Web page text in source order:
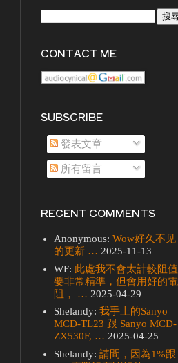
CONTACT ME
SUBSCRIBE
發表文章
所有留言
RECENT COMMENTS
Anonymous: Wow好久不见
的更新 … 2025-11-13
WF: 此處我不會太計較阻值
要非常精準，但會用好的電
阻， … 2025-04-29
Shelandy: 我手上的Sanyo
MCD-TL23 跟 Sanyo MCD-
ZX530F, … 2025-04-25
Shelandy: 請問，因為1%跟